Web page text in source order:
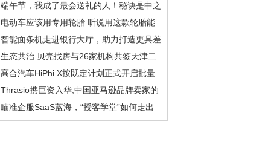
端午节，我成了最会送礼的人！秘诀是中之
电动车应该用专用轮胎 听说用这款轮胎能
智能面条机走进银行大厅，助力打造更具差
生态共治 贝壳找房与26家机构共签天津二
高合汽车HiPhi X按既定计划正式开启批量
Thrasio携巨资入华,中国亚马逊品牌卖家的
瞄准企服SaaS蓝海，“授客学堂”如何走出